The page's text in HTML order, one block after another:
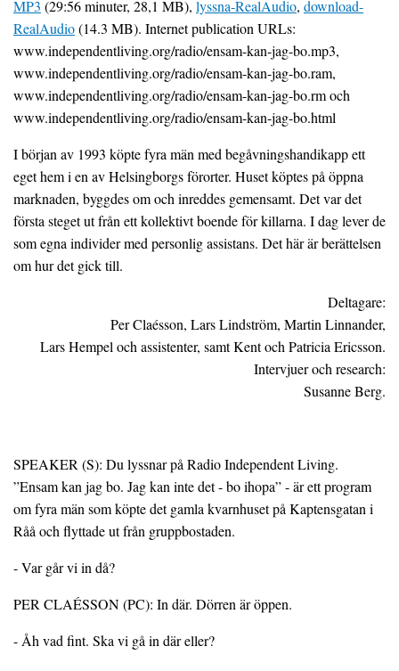
MP3 (29:56 minuter, 28,1 MB), lyssna-RealAudio, download-
RealAudio(14.3 MB). Internet publication URLs:
www.independentliving.org/radio/ensam-kan-jag-bo.mp3,
www.independentliving.org/radio/ensam-kan-jag-bo.ram,
www.independentliving.org/radio/ensam-kan-jag-bo.rm och
www.independentliving.org/radio/ensam-kan-jag-bo.html
I början av 1993 köpte fyra män med begåvningshandikapp ett
eget hem i en av Helsingborgs förorter. Huset köptes på öppna
marknaden, byggdes om och inreddes gemensamt. Det var det
första steget ut från ett kollektivt boende för killarna. I dag lever de
som egna individer med personlig assistans. Det här är berättelsen
om hur det gick till.
Deltagare:
Per Claésson, Lars Lindström, Martin Linnander,
Lars Hempel och assistenter, samt Kent och Patricia Ericsson.
Intervjuer och research:
Susanne Berg.
SPEAKER (S): Du lyssnar på Radio Independent Living.
”Ensam kan jag bo. Jag kan inte det - bo ihopa” - är ett program
om fyra män som köpte det gamla kvarnhuset på Kaptensgatan i
Råå och flyttade ut från gruppbostaden.
- Var går vi in då?
PER CLAÉSSON (PC): In där. Dörren är öppen.
- Åh vad fint. Ska vi gå in där eller?